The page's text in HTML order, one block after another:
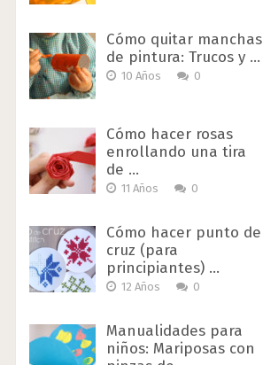
Cómo quitar manchas
de pintura: Trucos y …
10 Años 0
Cómo hacer rosas
enrollando una tira
de …
11 Años 0
Cómo hacer punto de
cruz (para
principiantes) …
12 Años 0
Manualidades para
niños: Mariposas con